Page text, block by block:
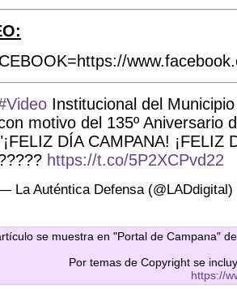
Institucional del
motivo del 135º Aniversario
DÍA CAMPANA! ¡FELIZ
https://t.co/5P2XCPvd22
La Auténtica Defensa (@LADdigital)
se muestra en "Portal de Campana"
Por temas de Copyright se
https://